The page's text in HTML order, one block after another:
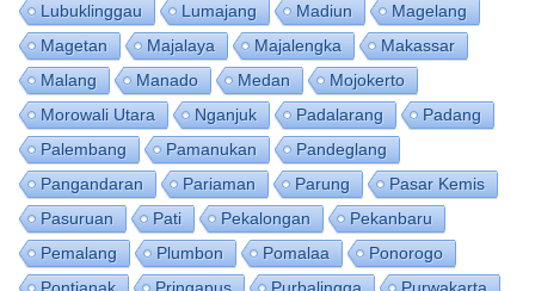
Lubuklinggau
Lumajang Madiun
Magelang
Magetan
Majalaya Majalengka
Makassar
Malang
Manado Medan
Mojokerto
Morowali Utara
Nganjuk Padalarang
Padang
Palembang
Pamanukan
Pandeglang
Pangandaran
Pariaman Parung
Pasar Kemis
Pasuruan
Pati Pekalongan
Pekanbaru
Pemalang
Plumbon Pomalaa
Ponorogo